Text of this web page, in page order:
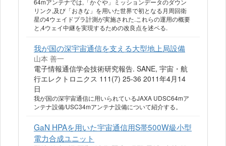
64mアンテナでは,「かぐや」ミッションデータのダウン
リンク,及び「おきな」を用いた世界で初となる月周回衛
星の4ウェイドプラ計測が実施された.これらの運用の概要
と,4ウェイ中継を実現するための改良点を述ペる.
我が国の深宇宙通信を支える大型地上局設備
山本 善一
電子情報通信学会技術研究報告. SANE, 宇宙・航
行エレクトロニクス 111(7) 25-36 2011年4月14
日
我が国の深宇宙通信に用いられているJAXA UDSC64mア
ンテナ設備/USC34mアンテナ設備について紹介する。
GaN HPAを用いた宇宙通信用S帯500W級小型
電力合成ユニット